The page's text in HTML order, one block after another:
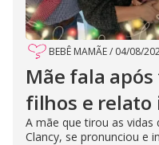
BEBÊ MAMÃE/ 04/08/
Mãe fala
filhos e relato
A mãe que tirou as vidas
Clancy, se pronunciou e